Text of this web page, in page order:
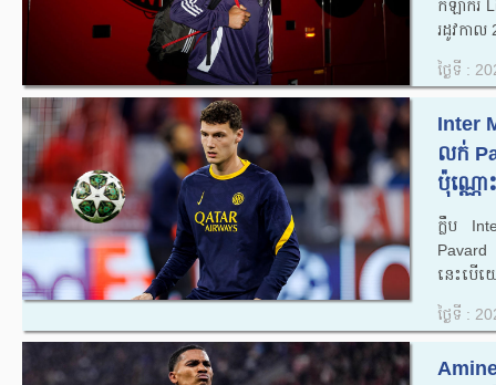
កីឡាករ
រដូវកាល
ថ្ងៃទី :
Inter
លក់
ប៉ុណ្ណោ
ក្លឹប
នេះបើយ
ថ្ងៃទី :